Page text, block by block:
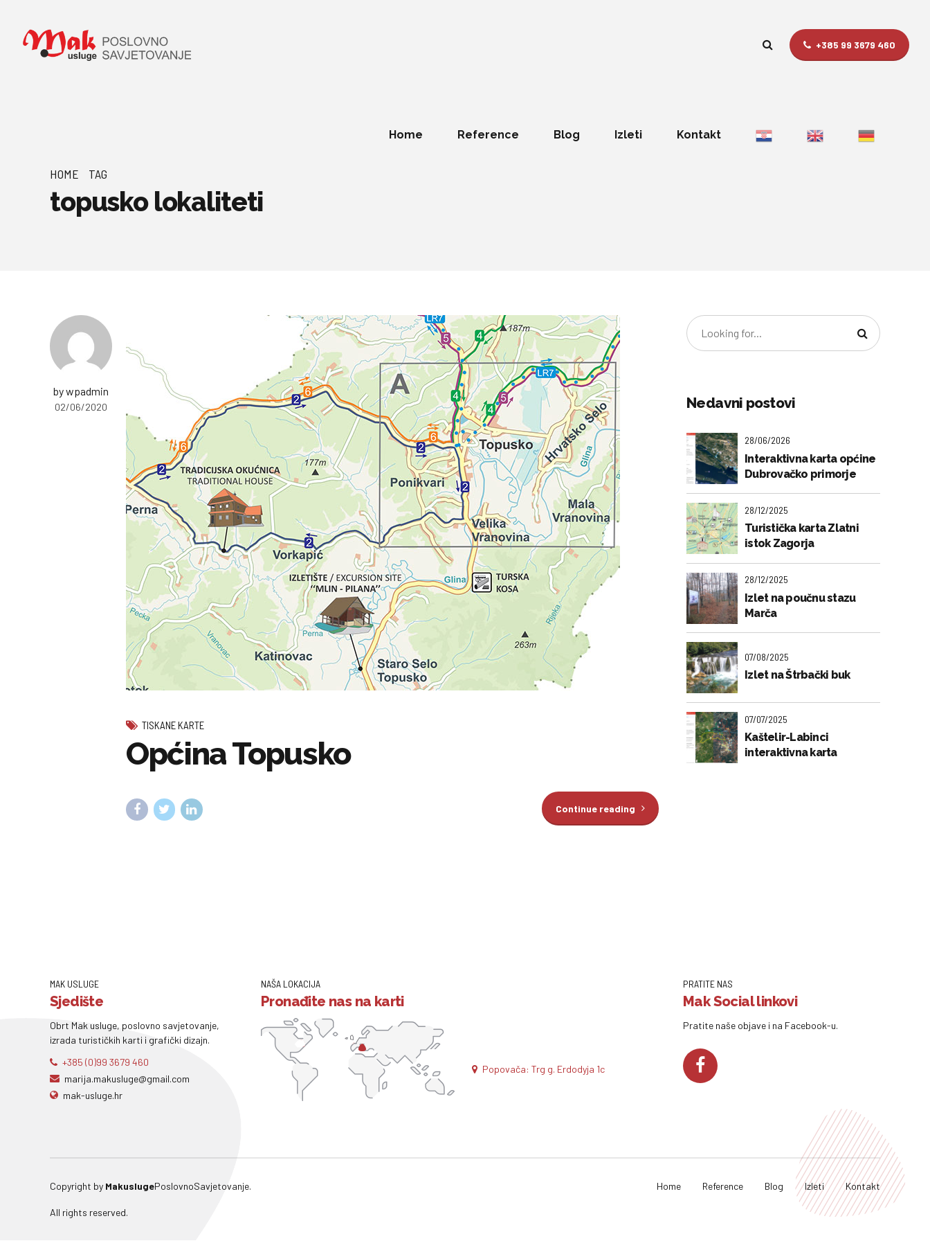
+385 99 3679 460
Home Reference Blog Izleti Kontakt
HOME TAG
topusko lokaliteti
by wpadmin
02/06/2020
TISKANE KARTE
Općina Topusko
Continue reading
Nedavni postovi
28/06/2026
Interaktivna karta općine
Dubrovačko primorje
28/12/2025
Turistička karta Zlatni
istok Zagorja
28/12/2025
Izlet na poučnu stazu
Marča
07/08/2025
Izlet na Štrbački buk
07/07/2025
Kaštelir-Labinci
interaktivna karta
MAK USLUGE
Sjedište
Obrt Mak usluge, poslovno savjetovanje,
izrada turističkih karti i grafički dizajn.
+385 (0)99 3679 460
marija.makusluge@gmail.com
mak-usluge.hr
NAŠA LOKACIJA
Pronađite nas na karti
Popovača: Trg g. Erdodyja 1c
PRATITE NAS
Mak Social linkovi
Pratite naše objave i na Facebook-u.
Copyright by MakuslugePoslovnoSavjetovanje.
All rights reserved.
Home Reference Blog Izleti Kontakt